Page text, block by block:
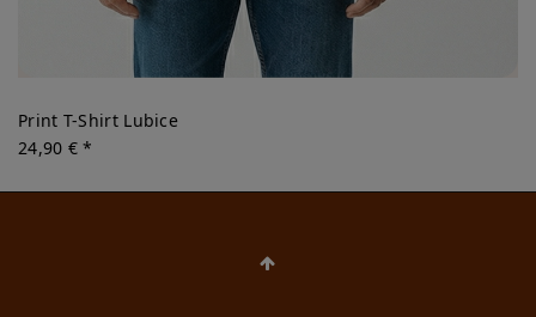
Print T-Shirt Lubice
24,90 € *